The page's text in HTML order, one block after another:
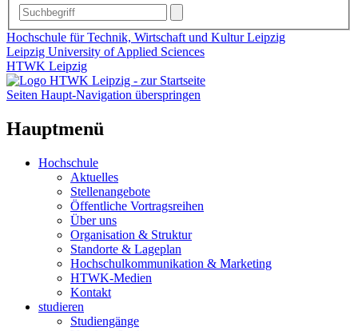
Hochschule für Technik, Wirtschaft und Kultur Leipzig
Leipzig University of Applied Sciences
HTWK Leipzig
Seiten Haupt-Navigation überspringen
Hauptmenü
Hochschule
Aktuelles
Stellenangebote
Öffentliche Vortragsreihen
Über uns
Organisation & Struktur
Standorte & Lageplan
Hochschulkommunikation & Marketing
HTWK-Medien
Kontakt
studieren
Studiengänge